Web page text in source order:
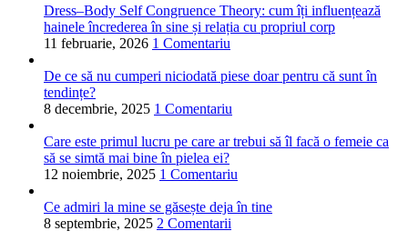
Dress–Body Self Congruence Theory: cum îți influențează
hainele încrederea în sine și relația cu propriul corp
11 februarie, 2026 1 Comentariu
De ce să nu cumperi niciodată piese doar pentru că sunt în
tendințe?
8 decembrie, 2025 1 Comentariu
Care este primul lucru pe care ar trebui să îl facă o femeie ca
să se simtă mai bine în pielea ei?
12 noiembrie, 2025 1 Comentariu
Ce admiri la mine se găsește deja în tine
8 septembrie, 2025 2 Comentarii